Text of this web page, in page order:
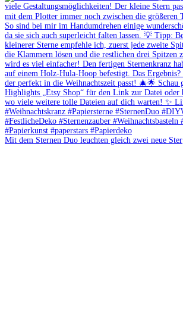
Mit dem Sternen Duo leuchten gleich zwei neue Ster